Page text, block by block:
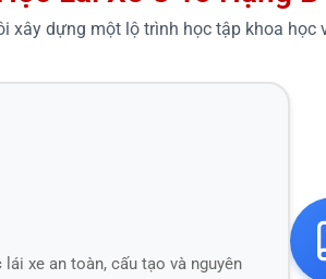
xây dựng một lộ trình học tập khoa
xe an toàn, cấu tạo và nguyên